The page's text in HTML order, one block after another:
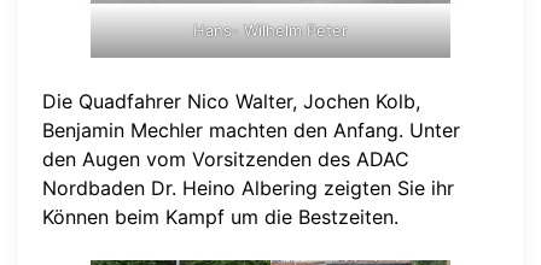
Hans- Wilhelm Peter
Die Quadfahrer Nico Walter, Jochen Kolb,
Benjamin Mechler machten den Anfang. Unter
den Augen vom Vorsitzenden des ADAC
Nordbaden Dr. Heino Albering zeigten Sie ihr
Können beim Kampf um die Bestzeiten.